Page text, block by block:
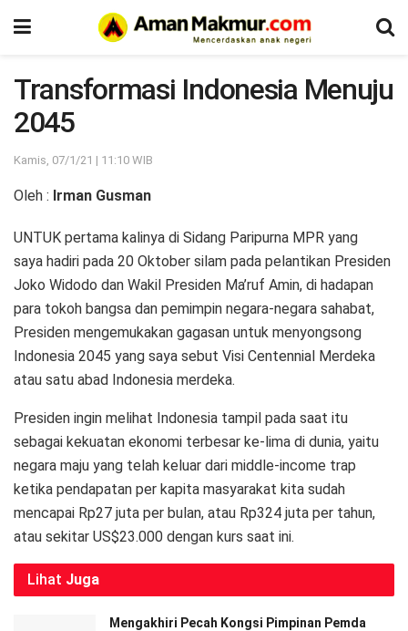
Transformasi Indonesia Menuju
2045
Kamis, 07/1/21 | 11:10 WIB
Oleh : Irman Gusman
UNTUK pertama kalinya di Sidang Paripurna MPR yang
saya hadiri pada 20 Oktober silam pada pelantikan Presiden
Joko Widodo dan Wakil Presiden Ma’ruf Amin, di hadapan
para tokoh bangsa dan pemimpin negara-negara sahabat,
Presiden mengemukakan gagasan untuk menyongsong
Indonesia 2045 yang saya sebut Visi Centennial Merdeka
atau satu abad Indonesia merdeka.
Presiden ingin melihat Indonesia tampil pada saat itu
sebagai kekuatan ekonomi terbesar ke-lima di dunia, yaitu
negara maju yang telah keluar dari middle-income trap
ketika pendapatan per kapita masyarakat kita sudah
mencapai Rp27 juta per bulan, atau Rp324 juta per tahun,
atau sekitar US$23.000 dengan kurs saat ini.
Lihat Juga
Mengakhiri Pecah Kongsi Pimpinan Pemda